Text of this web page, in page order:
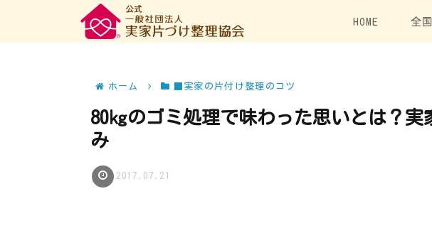
HOME 全
ホーム ■実家の片付け整理のコツ
80㎏のゴミ処理で味わった思いとは？
み
2017.07.21